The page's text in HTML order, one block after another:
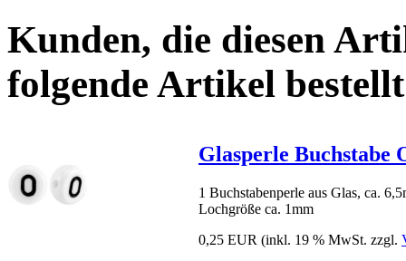
Kunden, die diesen
folgende Artikel
Glasperle Buchstabe
1 Buchstabenperle aus Glas, ca.
Lochgröße ca. 1mm
0,25 EUR (inkl. 19 % MwSt. zzgl.